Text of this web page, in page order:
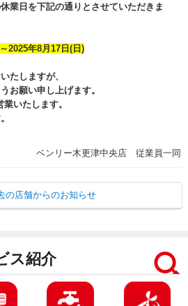
業日を下記の通りとさせていただきま
2025年8月17日(日)
たしますが、
お願い申し上げます。
いたします。
ベンリー木更津中央店 従業員一同
の店舗からのお知らせ
ス紹介